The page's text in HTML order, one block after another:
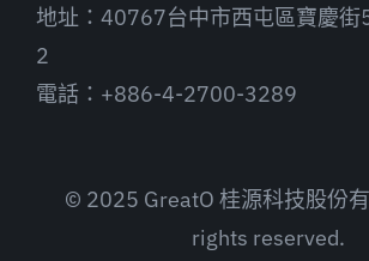
地址：40767台中市西屯區寶慶
2
電話：+886-4-2700-3289
© 2025 GreatO 桂源科技股份
rights reserved.